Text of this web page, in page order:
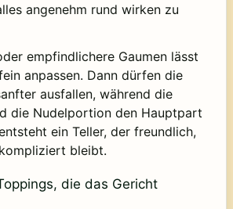
angenehm rund wirken zu
empfindlichere Gaumen lässt
anpassen. Dann dürfen die
ausfallen, während die
die Nudelportion den Hauptpart
ein Teller, der freundlich,
bleibt.
die das Gericht